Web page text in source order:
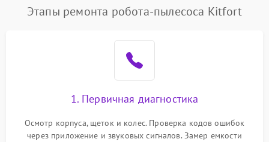
Этапы ремонта робота-пылесоса Kitfort
1. Первичная диагностика
Осмотр корпуса, щеток и колес. Проверка кодов ошибок
через приложение и звуковых сигналов. Замер емкости